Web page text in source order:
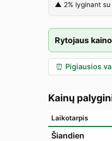
▲ 2% lyginant su
Rytojaus
⏰ Pigiausios
Kainų
Laikotarpis
Šiandien